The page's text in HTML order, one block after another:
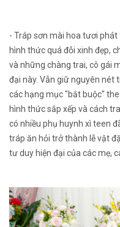
- Tráp sơn mài hoa tươi
hình thức quá đỗi xinh đẹp,
và những chàng trai, cô gái
đại này. Vẫn giữ nguyên nét
các hạng mục "bắt buộc"
hình thức sắp xếp và cách
có nhiều phụ huynh xì teen
tráp ăn hỏi trở thành lễ vật
tư duy hiện đại của các mẹ,